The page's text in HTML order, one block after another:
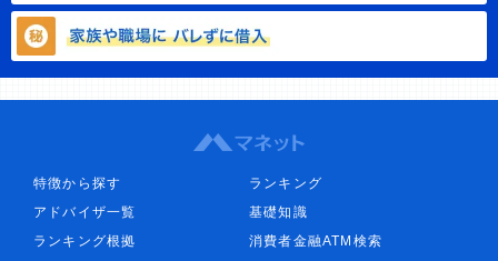
特徴から探す
ランキング
アドバイザ一覧
基礎知識
ランキング根拠
消費者金融ATM検索